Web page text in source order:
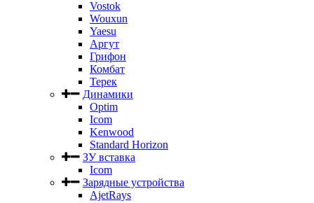
Vostok
Wouxun
Yaesu
Аргут
Грифон
Комбат
Терек
Динамики
Optim
Icom
Kenwood
Standard Horizon
ЗУ вставка
Icom
Зарядные устройства
AjetRays